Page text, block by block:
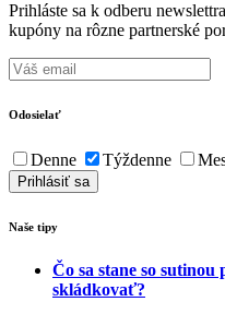
Prihláste sa k odberu
kupóny na rôzne partnerské
Odosielať
Denne Týždenne
Naše tipy
Čo sa stane so
skládkovať?